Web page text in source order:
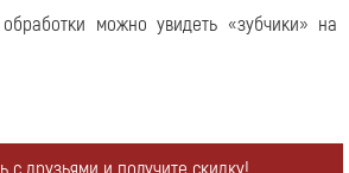
можно увидеть «зубчики» на